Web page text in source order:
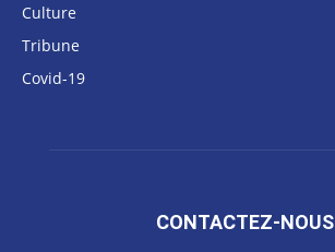
Culture
Tribune
Covid-19
CONTACTEZ-NOUS